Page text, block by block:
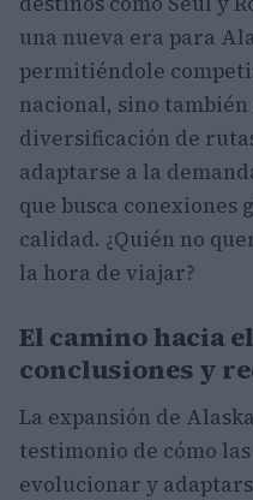
una nueva era para
permitiéndole
nacional, sino
diversificación de
adaptarse a la
que busca conexiones
calidad. ¿Quién no
la hora de viajar?
El camino hacia
conclusiones y
La expansión de
testimonio de cómo
evolucionar y